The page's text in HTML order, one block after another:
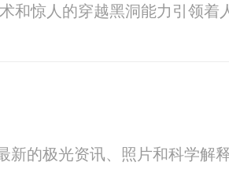
惊人的穿越黑洞能力引领着
的极光资讯、照片和科学解